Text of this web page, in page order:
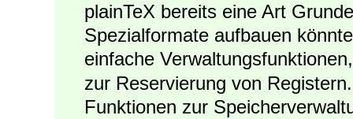
plainTeX bereits eine Art
Spezialformate aufbauen
einfache
zur Reservierung von
Funktionen zur